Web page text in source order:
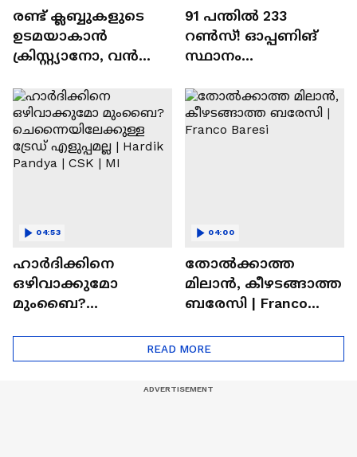
രണ്ട്‌ ക്ലബ്ബുകളുടെ
ഉടമയാകാന്‍
ക്രിസ്റ്റ്യാനോ, വന്‍
പദ്ധതികള്‍ | Cristiano
Ronaldo
91 പന്തില്‍ 233
റണ്‍സ്! ഓപ്പണിങ്
സ്ഥാനം
അഭിഷേക് ശർമ? |
Abhishek Sharma
ഹാർദിക്കിനെ
ഒഴിവാക്കുമോ
മുംബൈ?
Hardik Pandya | CSK |
04:53
തോല്‍ക്കാത്ത
മിലാന്‍, കീഴടങ്ങാത്ത
ബരേസി | Franco
04:00
READ MORE